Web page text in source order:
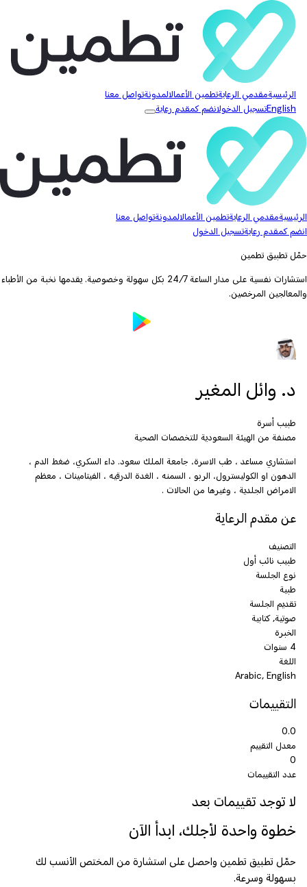
الرئيسيةمقدمي الرعايةتطمين الأعمالالمدونةتواصل معنا
Englishتسجيل الدخولانضم كمقدم رعاية
الرئيسيةمقدمي الرعايةتطمين الأعمالالمدونةتواصل معنا
انضم كمقدم رعايةتسجيل الدخول
حمّل تطبيق تطمين
استشارات نفسية على مدار الساعة 24/7 بكل سهولة وخصوصية. يقدمها نخبة من الأطباء
والمعالجين المرخصين.
د. وائل المغير
طبيب أسرة
مصنفة من الهيئة السعودية للتخصصات الصحية
استشاري مساعد ، طب الاسرة، جامعة الملك سعود. داء السكري، ضغط الدم ،
الدهون او الكوليسترول، الربو ، السمنه ، الغدة الدرقيه ، الفيتامينات ، معظم
الامراض الجلدية ، وغيرها من الحالات .
عن مقدم الرعاية
التصنيف
طبيب نائب أول
نوع الجلسة
طبية
تقديم الجلسة
صوتية, كتابية
الخبرة
4 سنوات
اللغة
Arabic, English
التقييمات
0.0
معدل التقييم
0
عدد التقييمات
لا توجد تقييمات بعد
خطوة واحدة لأجلك، ابدأ الآن
حمّل تطبيق تطمين واحصل على استشارة من المختص الأنسب لك
بسهولة وسرعة.